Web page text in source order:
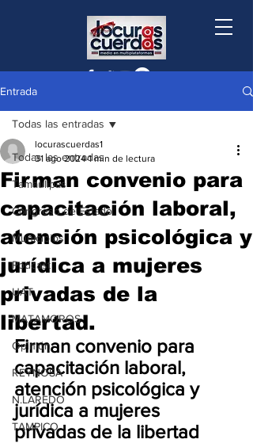
Entrada
Todas las entradas
Tamaulipas
Congreso de Estado
Municipios
Podcast
UAT
MATAMOROS
Opinión
REYNOSA
N.LAREDO
TAMPICO
Todas las entradas
Firman convenio para
capacitación laboral,
atención psicológica y
jurídica a mujeres
privadas de la
libertad.
locurascuerdas1
31 ago 2024 1 min de lectura
Firman convenio para
capacitación laboral,
atención psicológica y
jurídica a mujeres
privadas de la libertad